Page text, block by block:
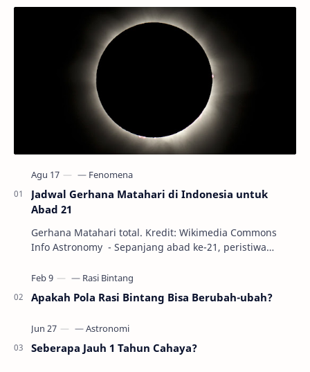
Jadwal Gerhana Matahari di Indonesia untuk
Abad 21
Gerhana Matahari total. Kredit: Wikimedia Commons
Info Astronomy - Sepanjang abad ke-21, peristiwa
Apakah Pola Rasi Bintang Bisa Berubah-ubah?
Seberapa Jauh 1 Tahun Cahaya?